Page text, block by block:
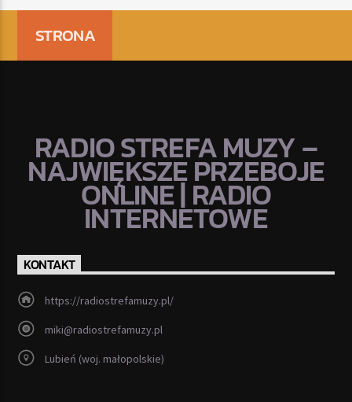
STRONA
RADIO STREFA MUZY –
NAJWIĘKSZE PRZEBOJE
ONLINE | RADIO
INTERNETOWE
KONTAKT
https://radiostrefamuzy.pl/
miki@radiostrefamuzy.pl
Lubień (woj. małopolskie)